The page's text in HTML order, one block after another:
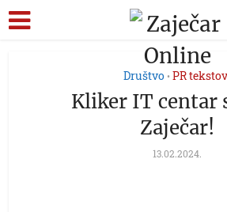
Društvo • PR
Kliker IT centar
Zaječar!
13.02.2024.